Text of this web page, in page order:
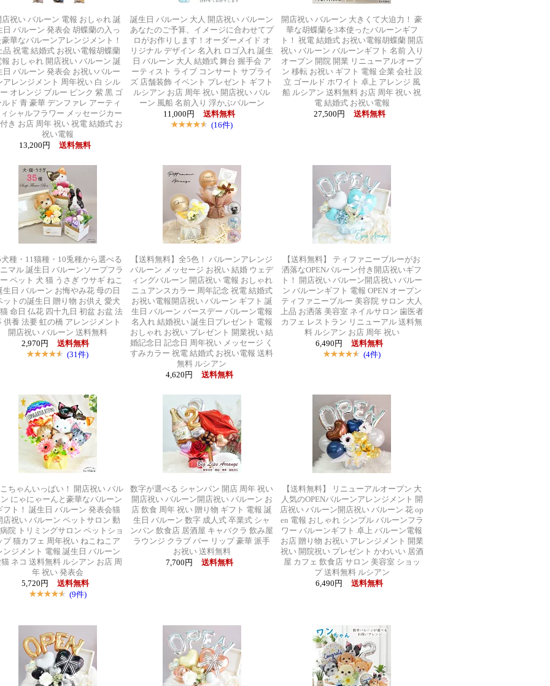
店祝い バルーン 電報 おしゃれ 誕
日 バルーン 発表会 胡蝶蘭の入っ
豪華なバルーンアレンジメント！
品 祝電 結婚式 お祝い電報胡蝶蘭
報 おしゃれ 開店祝い バルーン 誕
日 バルーン 発表会 お祝いバルー
アレンジメント 周年祝い 白 シル
オレンジ ブルー ピンク 紫 黒 ゴ
ルド 青 豪華 デンファレ アーティ
シャルフラワー メッセージカー
き お店 周年 祝い 祝電 結婚式 お
祝い電報
13,200円
送料無料
誕生日 バルーン 大人 開店祝い バルーン
あなたのご予算、イメージに合わせてプ
ロがお作りします！オーダーメイド オ
リジナル デザイン 名入れ ロゴ入れ 誕生
日 バルーン 大人 結婚式 舞台 握手会 ア
ーティスト ライブ コンサート サプライ
ズ 店舗装飾 イベント プレゼント ギフト
ルシアン お店 周年 祝い 開店祝い バル
ーン 風船 名前入り 浮かぶバルーン
11,000円
送料無料
(16件)
開店祝い バルーン 大きくて大迫力！ 豪
華な胡蝶蘭を3本使ったバルーンギフ
ト！ 祝電 結婚式 お祝い電報胡蝶蘭 開店
祝い バルーン バルーンギフト 名前 入り
オープン 開院 開業 リニューアルオープ
ン 移転 お祝い ギフト 電報 企業 会社 設
立 ゴールド ホワイト 卓上 アレンジ 風
船 ルシアン 送料無料 お店 周年 祝い 祝
電 結婚式 お祝い電報
27,500円
送料無料
犬種・11猫種・10兎種から選べる
マル 誕生日 バルーンソープフラ
ペット 犬 猫 うさぎ ウサギ ねこ
生日 バルーン お悔やみ花 母の日
ットの誕生日 贈り物 お供え 愛犬
命日 仏花 四十九日 初盆 お盆 法
供養 法要 虹の橋 アレンジメント
開店祝い バルーン 送料無料
2,970円
送料無料
(31件)
【送料無料】全5色！ バルーンアレンジ
バルーン メッセージ お祝い 結婚 ウェデ
ィングバルーン 開店祝い 電報 おしゃれ
ニュアンスカラー 周年記念 祝電 結婚式
お祝い電報開店祝い バルーン ギフト 誕
生日 バルーン バースデー バルーン電報
名入れ 結婚祝い 誕生日プレゼント 電報
おしゃれ お祝い プレゼント 開業祝い 結
婚記念日 記念日 周年祝い メッセージ く
すみカラー 祝電 結婚式 お祝い電報 送料
無料 ルシアン
4,620円
送料無料
【送料無料】 ティファニーブルーがお
洒落なOPENバルーン付き開店祝いギフ
ト！ 開店祝い バルーン開店祝い バルー
ン バルーンギフト 電報 OPEN オープン
ティファニーブルー 美容院 サロン 大人
上品 お洒落 美容室 ネイルサロン 歯医者
カフェ レストラン リニューアル 送料無
料 ルシアン お店 周年 祝い
6,490円
送料無料
(4件)
ちゃんいっぱい！ 開店祝い バル
にゃにゃーんと豪華なバルーン
フト！ 誕生日 バルーン 発表会猫
店祝い バルーン ペットサロン 動
院 トリミングサロン ペットショ
プ 猫カフェ 周年祝い ねこねこア
ンジメント 電報 誕生日 バルーン
ネコ 送料無料 ルシアン お店 周
年 祝い 発表会
5,720円
送料無料
(9件)
数字が選べる シャンパン 開店 周年 祝い
開店祝い バルーン開店祝い バルーン お
店 飲食 周年 祝い 贈り物 ギフト 電報 誕
生日 バルーン 数字 成人式 卒業式 シャ
ンパン 飲食店 居酒屋 キャバクラ 飲み屋
ラウンジ クラブ バー リップ 豪華 派手
お祝い 送料無料
7,700円
送料無料
【送料無料】 リニューアルオープン 大
人気のOPENバルーンアレンジメント 開
店祝い バルーン開店祝い バルーン 花 op
en 電報 おしゃれ シンプル バルーンフラ
ワー バルーンギフト 卓上 バルーン電報
お店 贈り物 お祝い アレンジメント 開業
祝い 開院祝い プレゼント かわいい 居酒
屋 カフェ 飲食店 サロン 美容室 ショッ
プ 送料無料 ルシアン
6,490円
送料無料